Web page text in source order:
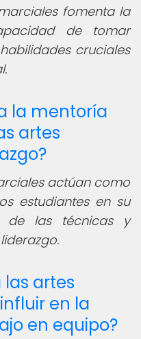
fomenta la
de tomar
cruciales
la mentoría
artes
actúan como
estudiantes en su
de las técnicas y
las artes
en la
en equipo?